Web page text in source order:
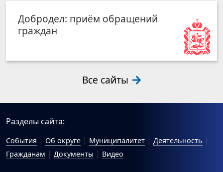
Добродел: приём обращений
граждан
Все сайты
Разделы сайта:
События Об округе Муниципалитет
Деятельность
Гражданам
Документы Видео